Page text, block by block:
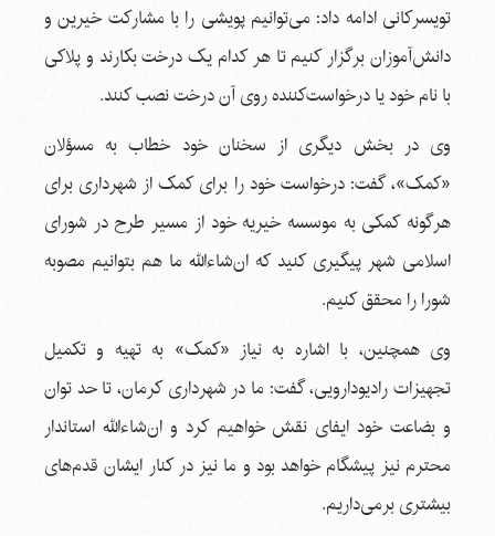
تویسرکانی ادامه داد: می‌توانیم پویشی را با مشارکت خیرین و
دانش‌آموزان برگزار کنیم تا هر کدام یک درخت بکارند و پلاکی
با نام خود یا درخواست‌کننده روی آن درخت نصب کنند.
وی در بخش دیگری از سخنان خود خطاب به مسؤلان
«کمک»، گفت: درخواست خود را برای کمک از شهرداری برای
هرگونه کمکی به موسسه خیریه خود از مسیر طرح در شورای
اسلامی شهر پیگیری کنید که ان‌شاءالله ما هم بتوانیم مصوبه
شورا را محقق کنیم.
وی همچنین، با اشاره به نیاز «کمک» به تهیه و تکمیل
تجهیزات رادیودارویی، گفت: ما در شهرداری کرمان، تا حد توان
و بضاعت خود ایفای نقش خواهیم کرد و ان‌شاءالله استاندار
محترم نیز پیشگام خواهد بود و ما نیز در کنار ایشان قدم‌های
بیشتری برمی‌داریم.